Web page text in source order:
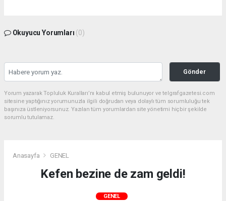
Okuyucu Yorumları (0)
Gönder
Yorum yazarak Topluluk Kuralları’nı kabul etmiş bulunuyor ve telgrafgazetesi.com
sitesine yaptığınız yorumunuzla ilgili doğrudan veya dolaylı tüm sorumluluğu tek
başınıza üstleniyorsunuz. Yazılan tüm yorumlardan site yönetimi hiçbir şekilde
sorumlu tutulamaz.
Anasayfa GENEL
Kefen bezine de zam geldi!
GENEL